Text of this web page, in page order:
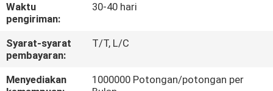
MINTA
KUTIPAN
Waktu
pengiriman:
30-40 hari
Syarat-syarat
pembayaran:
T/T, L/C
Menyediakan
1000000 Potongan/potongan per